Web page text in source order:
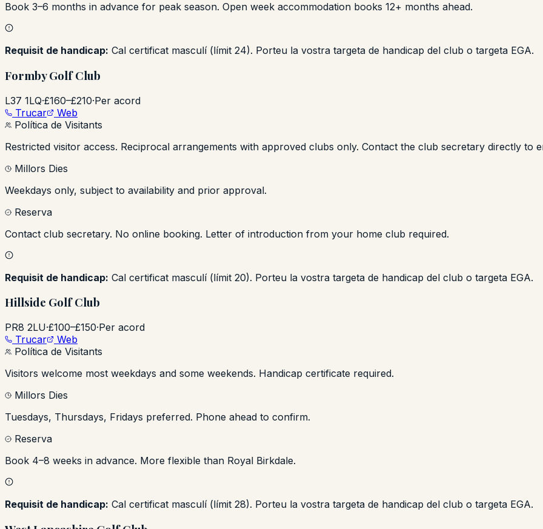
Book 3–6 months in advance for peak season. Open week accommodation books 12+ months ahead.
Requisit de handicap: Cal certificat masculí (límit 24). Porteu la vostra targeta de handicap del club o targeta EGA.
Formby Golf Club
L37 1LQ·£160–£210·Per acord
Trucar
Web
Política de Visitants
Restricted visitor access. Reciprocal arrangements with approved clubs only. Contact the club secretary directly to
Millors Dies
Weekdays only, subject to availability and prior approval.
Reserva
Contact club secretary. No online booking. Letter of introduction from your home club required.
Requisit de handicap: Cal certificat masculí (límit 20). Porteu la vostra targeta de handicap del club o targeta EGA.
Hillside Golf Club
PR8 2LU·£100–£150·Per acord
Trucar
Web
Política de Visitants
Visitors welcome most weekdays and some weekends. Handicap certificate required.
Millors Dies
Tuesdays, Thursdays, Fridays preferred. Phone ahead to confirm.
Reserva
Book 4–8 weeks in advance. More flexible than Royal Birkdale.
Requisit de handicap: Cal certificat masculí (límit 28). Porteu la vostra targeta de handicap del club o targeta EGA.